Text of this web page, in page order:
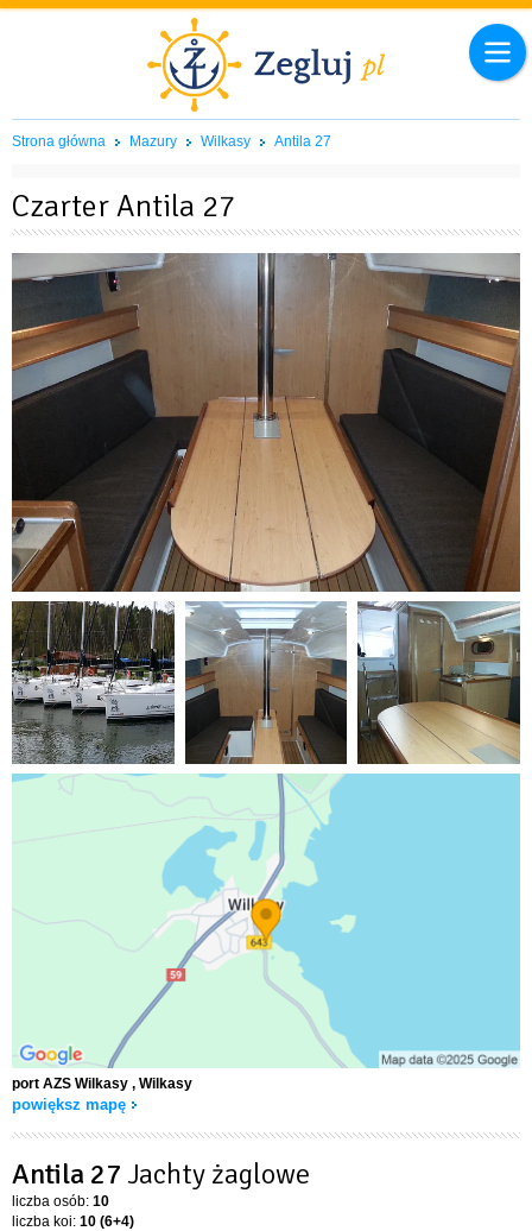
Strona główna Mazury Wilkasy Antila 27
Czarter Antila 27
port AZS Wilkasy , Wilkasy
powiększ mapę
Antila 27 Jachty żaglowe
liczba osób: 10
liczba koi: 10 (6+4)